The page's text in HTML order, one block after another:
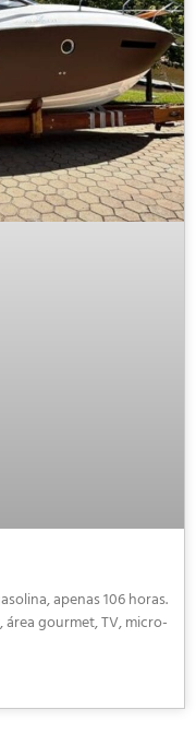
apenas 106 horas.
gourmet, TV, micro-